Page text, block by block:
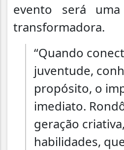
evento será
transformadora.
“Quando
juventude,
propósito, o
imediato.
geração
habilidades,